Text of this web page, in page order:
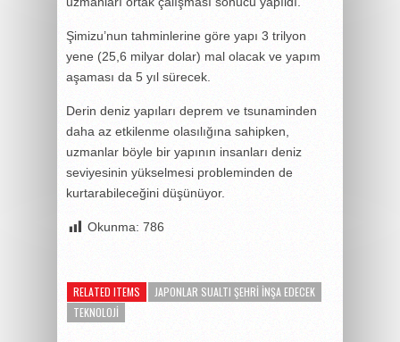
Şimizu’nun tahminlerine göre yapı 3 trilyon
yene (25,6 milyar dolar) mal olacak ve yapım
aşaması da 5 yıl sürecek.
Derin deniz yapıları deprem ve tsunaminden
daha az etkilenme olasılığına sahipken,
uzmanlar böyle bir yapının insanları deniz
seviyesinin yükselmesi probleminden de
kurtarabileceğini düşünüyor.
Okunma: 786
RELATED ITEMS
JAPONLAR SUALTI ŞEHRI INŞA EDECEK
TEKNOLOJI